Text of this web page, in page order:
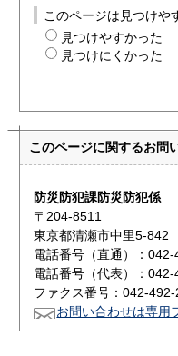
このページは見つけや
見つけやすかった
見つけにくかった
このページに関するお問
防災防犯課防災防犯係
〒204-8511
東京都清瀬市中里5-
電話番号（直通）：042-
電話番号（代表）：
ファクス番号：042-
お問い合わせは専用